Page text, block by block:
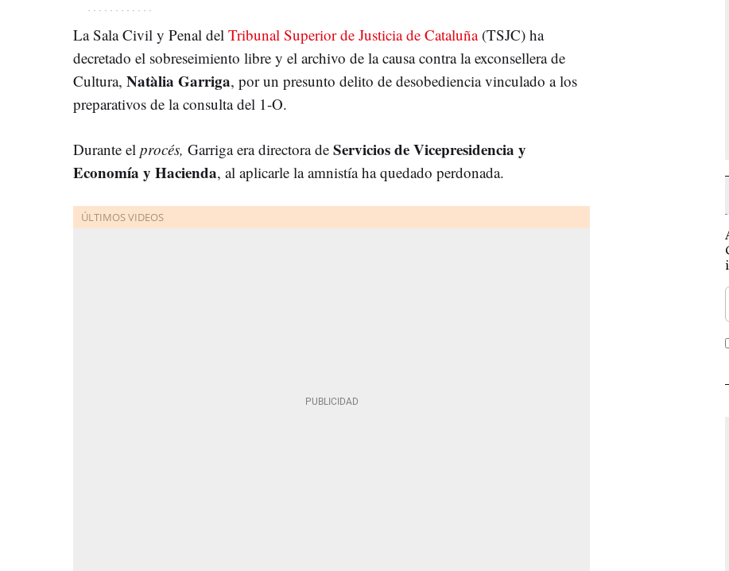
La Sala Civil y Penal del Tribunal Superior de Justicia de Cataluña(TSJC) ha
decretado el sobreseimiento libre y el archivo de la causa contra la exconsellera de
Cultura, Natàlia Garriga, por un presunto delito de desobediencia vinculado a los
preparativos de la consulta del 1-O.
Durante el procés, Garriga era directora de Servicios de Vicepresidencia y
Economía y Hacienda, al aplicarle la amnistía ha quedado perdonada.